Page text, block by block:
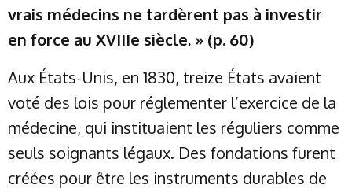
vrais médecins ne tardèrent pas à investir
en force au XVIIIe siècle. » (p. 60)
Aux États-Unis, en 1830, treize États avaient
voté des lois pour réglementer l’exercice de la
médecine, qui instituaient les réguliers comme
seuls soignants légaux. Des fondations furent
créées pour être les instruments durables de